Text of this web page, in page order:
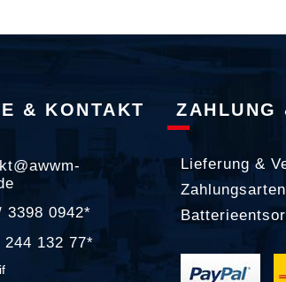
& KONTAKT
3398 0942*
244 132 77*
ZAHLUNG
Lieferung &
Zahlungsarten